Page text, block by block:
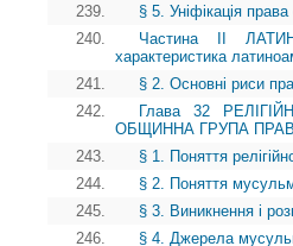
239.
§ 5. Уніфікація
240.
Частина II
характеристика
241.
§ 2. Основні риси
242.
Глава 32
ОБЩИННА ГРУПА
243.
§ 1. Поняття
244.
§ 2. Поняття
245.
§ 3. Виникнення і
246.
§ 4. Джерела